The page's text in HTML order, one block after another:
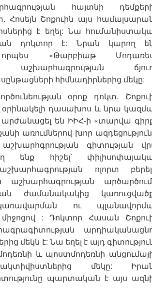
հայտնի
Հոսեյն Շոքուին այս
է եղել: Նա
դոկտոր է: Նրան կարող
որպես «Թարբիաթ
աշխարհագրության
հիմնադիրներից մեկը:
օրոք դոկտ.
օրինակելի դասախոս և նրա
արժանացել են ԻԻՀ-ի «տարվա
առումներով խոր
գիտության
ենք հիշել՝
ոլորտ
աշխարհագրության
ժամանակակից
ու
միջոցով : Դոկտոր Հասան
մեկն է: Նա եղել է այդ
և պոստմոդեռնի
մեկը:
պարտական է այս